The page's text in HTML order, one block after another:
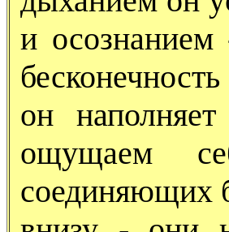
и осознанием
он
ощущаем
соединяющих